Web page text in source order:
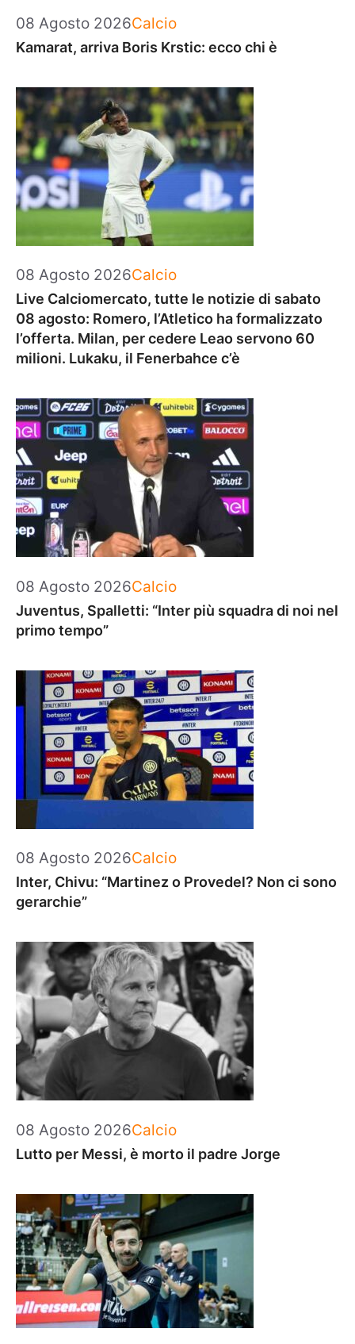
08 Agosto 2026Categorie
Calcio
Kamarat, arriva Boris Krstic: ecco chi è
08 Agosto 2026Categorie
Calcio
Live Calciomercato, tutte le notizie di sabato
08 agosto: Romero, l’Atletico ha formalizzato
l’offerta. Milan, per cedere Leao servono 60
milioni. Lukaku, il Fenerbahce c’è
08 Agosto 2026Categorie
Calcio
Juventus, Spalletti: “Inter più squadra di noi nel
primo tempo”
08 Agosto 2026Categorie
Calcio
Inter, Chivu: “Martinez o Provedel? Non ci sono
gerarchie”
08 Agosto 2026Categorie
Calcio
Lutto per Messi, è morto il padre Jorge